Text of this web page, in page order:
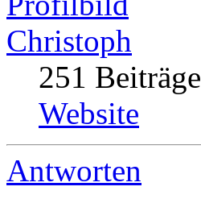
Christoph
251 Beiträge
Website
Antworten